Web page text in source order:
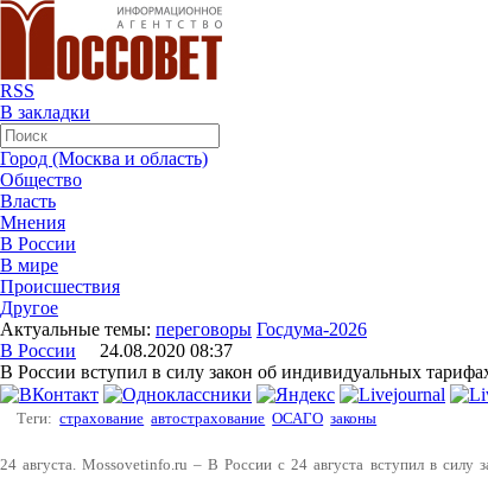
RSS
В закладки
Город (Москва и область)
Общество
Власть
Мнения
В России
В мире
Происшествия
Другое
Актуальные темы: переговоры Госдума-2026
В России 24.08.2020 08:37
В России вступил в силу закон об индивидуальных
Теги: страхование автострахование ОСАГО законы
24 августа. Mossovetinfo.ru – В России с 24 августа вступил в